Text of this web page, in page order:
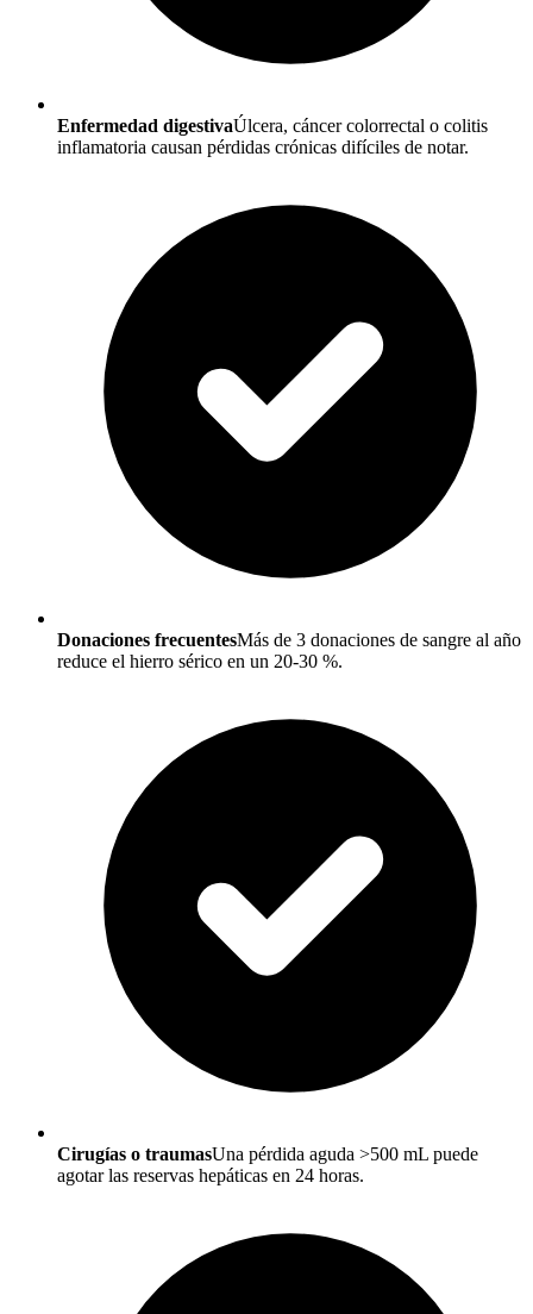
Enfermedad digestivaÚlcera, cáncer colorrectal o colitis
inflamatoria causan pérdidas crónicas difíciles de notar.
Donaciones frecuentesMás de 3 donaciones de sangre al año
reduce el hierro sérico en un 20-30 %.
Cirugías o traumasUna pérdida aguda >500 mL puede
agotar las reservas hepáticas en 24 horas.